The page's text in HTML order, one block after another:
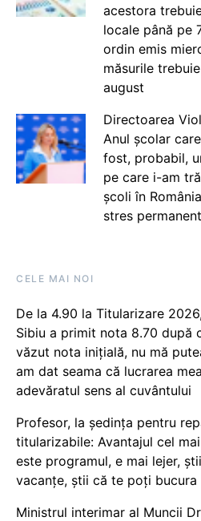
acestora
locale până pe
ordin emis
măsurile
august
Directoarea
Anul școlar
fost, probabil,
pe care i-am
școli în
stres
CELE MAI NOI
De la 4.90 la Titularizare
Sibiu a primit nota 8.70 după
văzut nota inițială, nu mă
am dat seama că lucrarea
adevăratul sens al cuvântului
Profesor, la ședința pentru
titularizabile: Avantajul cel
este programul, e mai lejer,
vacanţe, știi că te poți
Ministrul interimar al Muncii